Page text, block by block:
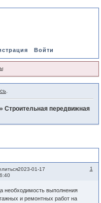
Войти
.
» Строительная передвижная
1
2023-01-17
необходимость выполнения
и ремонтных работ на